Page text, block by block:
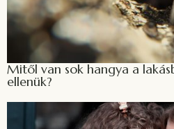
Mitől van sok hangya a
ellenük?